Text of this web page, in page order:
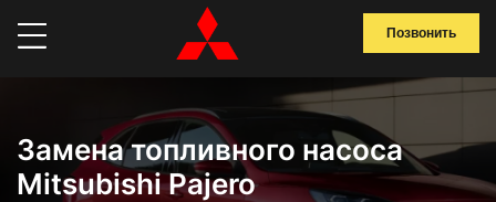
Позвонить
Замена топливного насоса
Mitsubishi Pajero